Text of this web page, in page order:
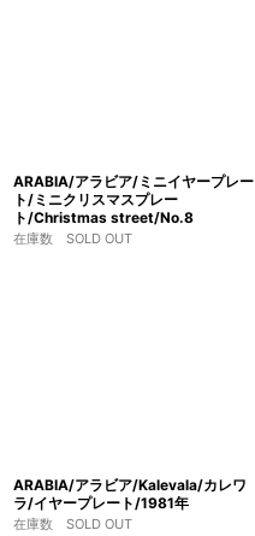
ARABIA/アラビア/ミニイヤープレー
ト/ミニクリスマスプレー
ト/Christmas street/No.8
在庫数 SOLD OUT
ARABIA/アラビア/Kalevala/カレワ
ラ/イヤープレート/1981年
在庫数 SOLD OUT